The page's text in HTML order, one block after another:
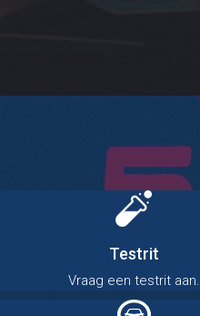
Testrit
Vraag een testrit aan.